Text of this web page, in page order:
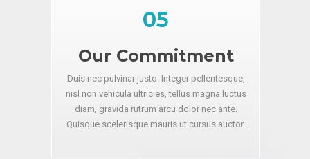
05
Our Commitment
Duis nec pulvinar justo. Integer pellentesque,
nisl non vehicula ultricies, tellus magna luctus
diam, gravida rutrum arcu dolor nec ante.
Quisque scelerisque mauris ut cursus auctor.